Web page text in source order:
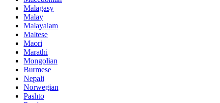
Malagasy
Malay
Malayalam
Maltese
Maori
Marathi
Mongolian
Burmese
Nepali
Norwegian
Pashto